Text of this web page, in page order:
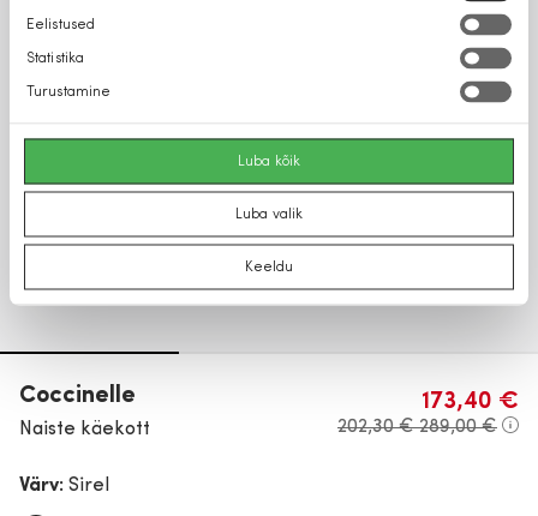
valik
Eelistused
Statistika
Turustamine
Luba kõik
Luba valik
Keeldu
Coccinelle
Naiste käekott
173,40 €
202,30 €289,00 €
Värv: Sirel